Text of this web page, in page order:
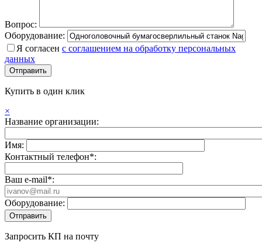
Вопрос:
Оборудование:
Я согласен с соглашением на обработку персональных
данных
Купить в один клик
×
Название организации:
Имя:
Контактный телефон*:
Ваш e-mail*:
Оборудование:
Запросить КП на почту